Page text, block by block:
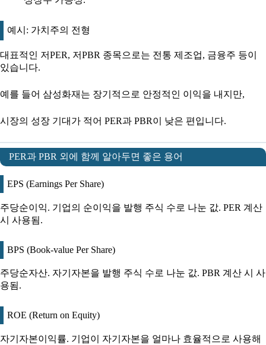
예시: 가치주의 전형
대표적인 저PER, 저PBR 종목으로는 전통 제조업, 금융주 등이
있습니다.
예를 들어 삼성화재는 장기적으로 안정적인 이익을 내지만,
시장의 성장 기대가 적어 PER과 PBR이 낮은 편입니다.
PER과 PBR 외에 함께 알아두면 좋은 용어
EPS (Earnings Per Share)
주당순이익. 기업의 순이익을 발행 주식 수로 나눈 값. PER 계산
시 사용됨.
BPS (Book-value Per Share)
주당순자산. 자기자본을 발행 주식 수로 나눈 값. PBR 계산 시 사
용됨.
ROE (Return on Equity)
자기자본이익률. 기업이 자기자본을 얼마나 효율적으로 사용해